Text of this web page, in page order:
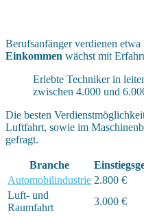
Berufsanfänger verdienen
Einkommen wächst mit
Erlebte Techniker in
zwischen 4.000 und
Die besten
Luftfahrt, sowie im
gefragt.
Branche
Automobilindustrie 2.800 €
Luft- und
Raumfahrt
3.000 €